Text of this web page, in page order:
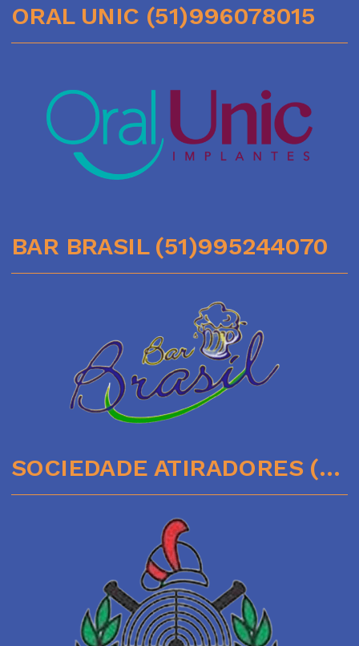
ORAL UNIC (51)996078015
BAR BRASIL (51)995244070
SOCIEDADE ATIRADORES (51)35641136